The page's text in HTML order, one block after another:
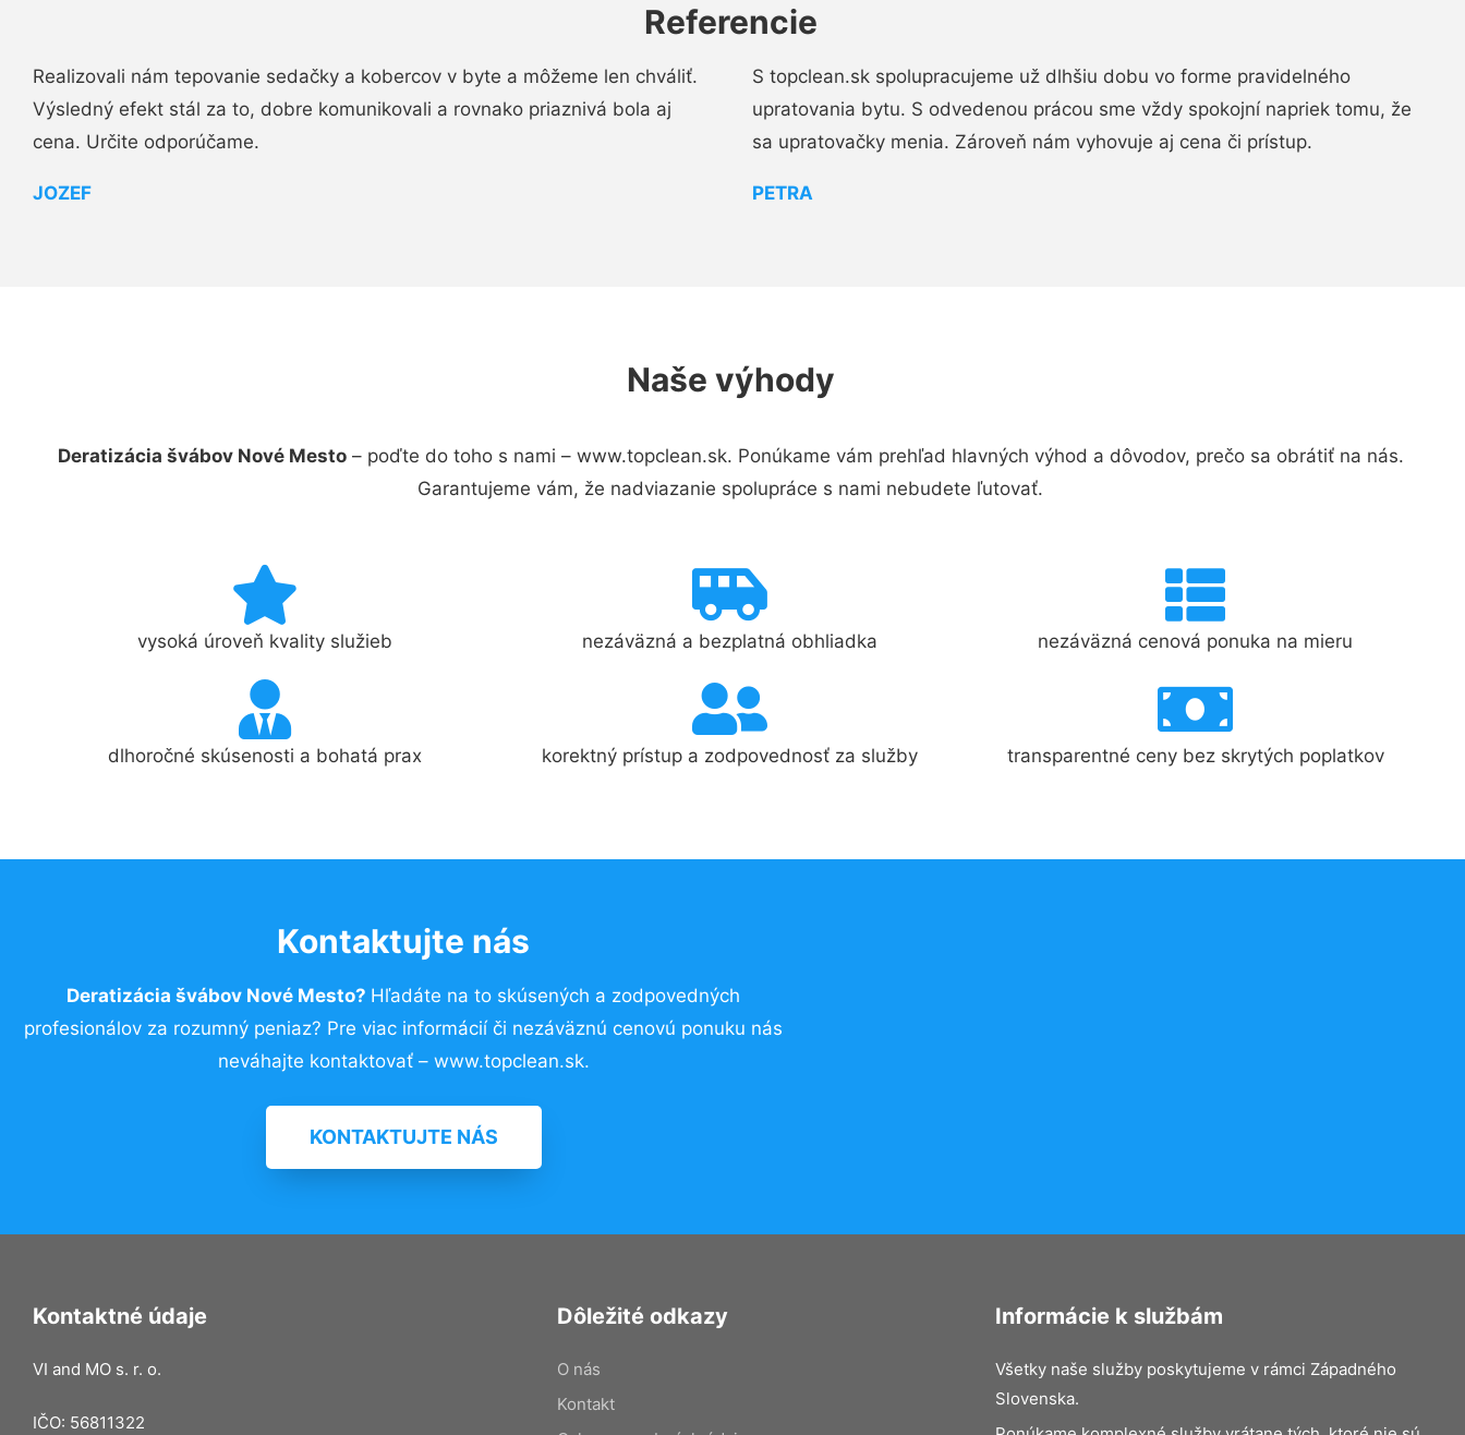
Referencie
Realizovali nám tepovanie sedačky a kobercov v byte a môžeme len chváliť.
Výsledný efekt stál za to, dobre komunikovali a rovnako priaznivá bola aj
cena. Určite odporúčame.
JOZEF
S topclean.sk spolupracujeme už dlhšiu dobu vo forme pravidelného
upratovania bytu. S odvedenou prácou sme vždy spokojní napriek tomu, že
sa upratovačky menia. Zároveň nám vyhovuje aj cena či prístup.
PETRA
Naše výhody
Deratizácia švábov Nové Mesto– poďte do toho s nami – www.topclean.sk. Ponúkame vám prehľad hlavných výhod a dôvodov, prečo sa obrátiť na nás.
Garantujeme vám, že nadviazanie spolupráce s nami nebudete ľutovať.
vysoká úroveň kvality služieb nezáväzná a bezplatná obhliadka nezáväzná cenová ponuka na mieru
dlhoročné skúsenosti a bohatá prax korektný prístup a zodpovednosť za služby transparentné ceny bez skrytých poplatkov
Kontaktujte nás
Deratizácia švábov Nové Mesto? Hľadáte na to skúsených a zodpovedných
profesionálov za rozumný peniaz? Pre viac informácií či nezáväznú cenovú ponuku nás
neváhajte kontaktovať – www.topclean.sk.
KONTAKTUJTE NÁS
Kontaktné údaje
VI and MO s. r. o.
IČO: 56811322
Dôležité odkazy
O nás
Kontakt
Informácie k službám
Všetky naše služby poskytujeme v rámci Západného
Slovenska.